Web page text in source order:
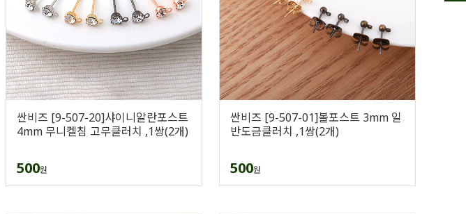
싼비즈 [9-507-20]샤이니알란포스트
4mm 무니켈침 고무클러치 ,1쌍(2개)
500원
싼비즈 [9-507-01]볼포스트 3mm 일
반도금클러치 ,1쌍(2개)
500원